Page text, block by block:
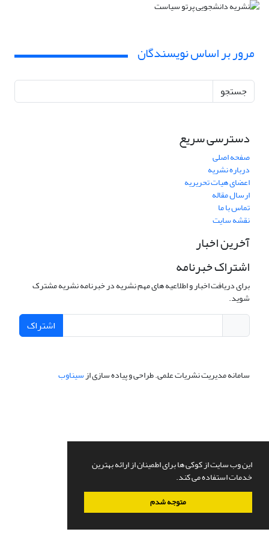
این وب سایت از کوکی ها برای اطمینان از ارائه بهترین
خدمات استفاده می کند.
متوجه شدم
مرور بر اساس نویسندگان
جستجو
دسترسی سریع
صفحه اصلی
درباره نشریه
اعضای هیات تحریریه
ارسال مقاله
تماس با ما
نقشه سایت
آخرین اخبار
اشتراک خبرنامه
برای دریافت اخبار و اطلاعیه های مهم نشریه در خبرنامه نشریه مشترک
شوید.
اشتراک
سامانه مدیریت نشریات علمی.طراحی و پیاده سازی ازسیناوب